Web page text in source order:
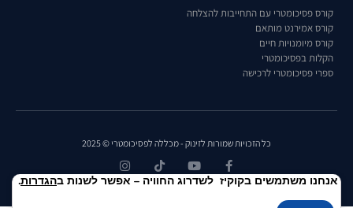
קורס פסיכומטרי עם התחייבות להצלחה
קורס אמירנט מותאם
קורס מיומנויות חיים
הקלות בפסיכומטרי
ספרי פסיכומטרי לרכישה
כל הזכויות שמורות לזינוק - מכללה לפסיכומטרי © 2025
אנחנו משתמשים בקוקיז לשדרוג החוויה – אפשר לשנות בהגדרות.